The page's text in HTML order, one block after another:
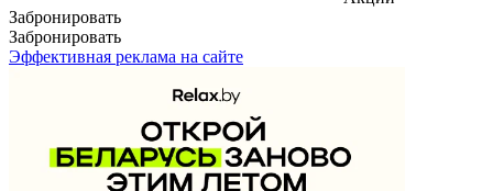
Забронировать
Забронировать
Эффективная реклама на сайте